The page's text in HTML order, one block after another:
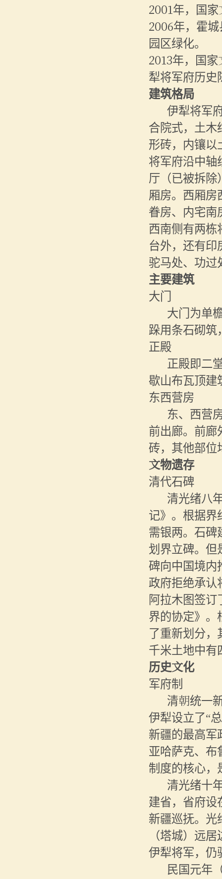
2001年，国
2006年，霍
园区绿化。
2013年，国
犁将军府历史
建筑格局
伊犁将军
合院式，土木
形砖，内镶以
将军府沿中轴
厅（已被拆除
厢房。西厢房
眷房、内宅南
西南侧有两栋
台外，还有印
驼马处、功过
主要建筑
大门
大门为单
跺用条石砌筑
正殿
正殿即二
歇山布瓦顶建
东西营房
东、西营
前出廊。前廊
砖，其他部位
文物遗存
清代石碑
清光绪八
记》。根据界
需银两。石碑
划界立碑。但
碑向中国境内
政府拒绝承认
阿拉木图签
界的协定》。
了重新划分，
千米土地中有
历史文化
军府制
清朝统一
伊犁设立了“
新疆的最高军
亚哈萨克、布
制度的核心，
清光绪十
建省，省府设
新疆巡抚。光
（塔城）远
伊犁将军，仍
民国元年